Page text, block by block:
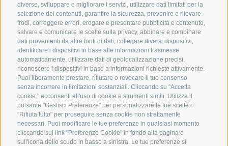
diverse, sviluppare e migliorare i servizi, utilizzare dati limitati per la
selezione dei contenuti, garantire la sicurezza, prevenire e rilevare
frodi, correggere errori, erogare e presentare pubblicità e contenuto,
salvare e comunicare le scelte sulla privacy, abbinare e combinare
dati provenienti da altre fonti di dati, collegare diversi dispositivi,
identificare i dispositivi in base alle informazioni trasmesse
automaticamente, utilizzare dati di geolocalizzazione precisi,
riconoscere i dispositivi in base a informazioni richieste attivamente.
Puoi liberamente prestare, rifiutare o revocare il tuo consenso
senza incorrere in limitazioni sostanziali. Cliccando su "Accetta
cookie," acconsenti all'uso di cookie e strumenti simili. Utilizza il
pulsante "Gestisci Preferenze" per personalizzare le tue scelte o
"Rifiuta tutto" per proseguire senza cookie non strettamente
necessari. Puoi modificare le tue preferenze in qualsiasi momento
cliccando sul link "Preferenze Cookie" in fondo alla pagina o
sull'icona dello scudo in basso a sinistra. Le tue preferenze si
OPUSCOLO
DELL’HOTEL
NEWSLETTER
CAMERE E PREZZI
CREDITS |MAPPA DEL SITO |
IT00235730215